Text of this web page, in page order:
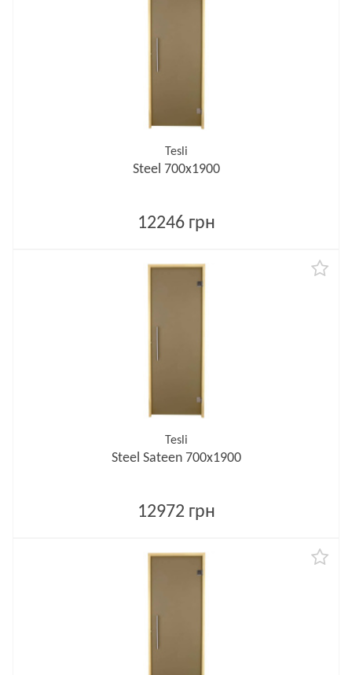
Tesli
Steel 700х1900
12246 грн
Tesli
Steel Sateen 700х1900
12972 грн